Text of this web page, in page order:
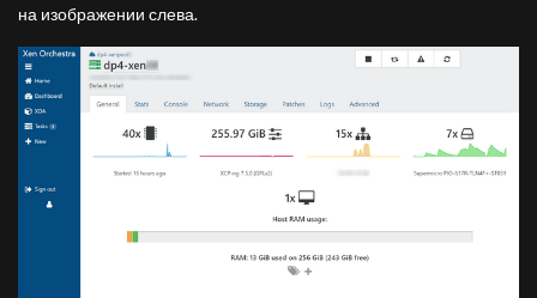
на изображении слева.